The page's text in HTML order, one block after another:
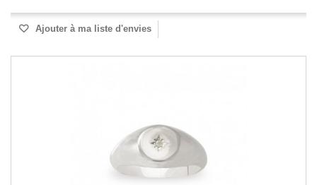
Ajouter à ma liste d'envies